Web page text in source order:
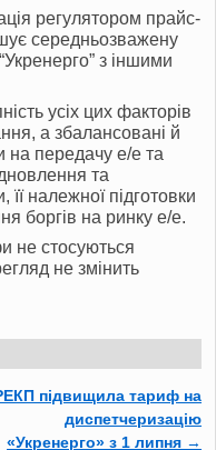
регулятором прайс-
середньозважену
з іншими
усіх цих факторів
а збалансовані й
на передачу е/е та
та
належної підготовки
боргів на ринку е/е.
не стосуються
не змінить
підвищила тариф на
диспетчеризацію
«Укренерго» з 1 липня →